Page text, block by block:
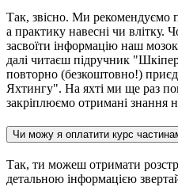
Так, звісно. Ми рекомендуємо
а практику навесні чи влітку.
засвоїти інформацію наш
далі читаєш підручник
повторно (безкоштовно!)
Яхтингу". На яхті ми ще раз
закріплюємо отримані знання
Чи можу я оплатити курс
Так, ти можеш отримати
детальною інформацією